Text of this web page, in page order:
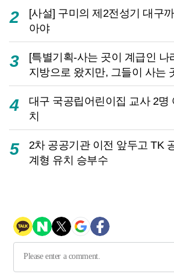
2
[사설] 구미의 제2전성기 대구
아야
3
[특별기획-사는 곳이 계급인
지방으로 왔지만, 그들이 사는
4
대구 국공립어린이집 교사 2명
치
5
2차 공공기관 이전 앞두고 TK
계형 유치 승부수